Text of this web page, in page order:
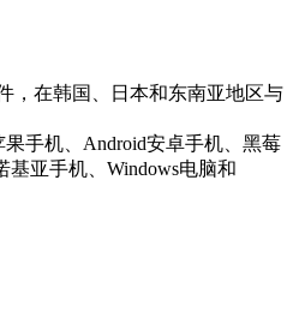
，在韩国、日本和东南亚地区与
手机、Android安卓手机、黑莓
基亚手机、Windows电脑和